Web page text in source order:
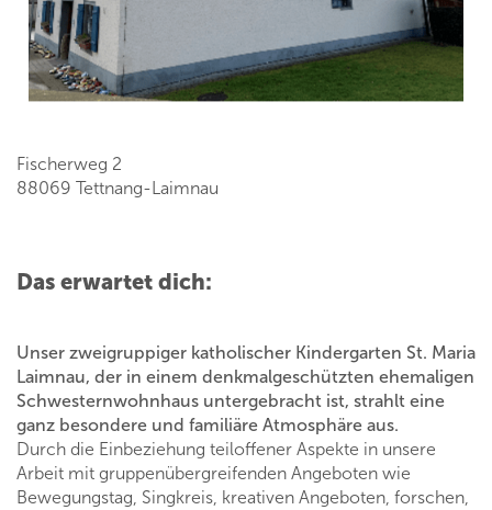
Fischerweg 2
88069 Tettnang-Laimnau
Das erwartet dich:
Unser zweigruppiger katholischer Kindergarten St. Maria
Laimnau, der in einem denkmalgeschützten ehemaligen
Schwesternwohnhaus untergebracht ist, strahlt eine
ganz besondere und familiäre Atmosphäre aus.
Durch die Einbeziehung teiloffener Aspekte in unsere
Arbeit mit gruppenübergreifenden Angeboten wie
Bewegungstag, Singkreis, kreativen Angeboten, forschen,